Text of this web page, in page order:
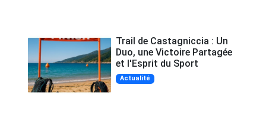
Trail de Castagniccia : Un
Duo, une Victoire Partagée
et l'Esprit du Sport
Actualité